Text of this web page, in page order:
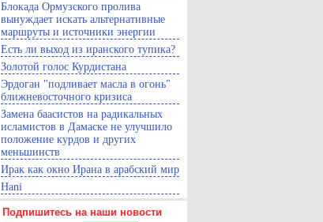
Блокада Ормузского пролива
вынуждает искать альтернативные
маршруты и источники энергии
Есть ли выход из иранского тупика?
Золотой голос Курдистана
Эрдоган "подливает масла в огонь"
ближневосточного кризиса
Замена баасистов на радикальных
исламистов в Дамаске не улучшило
положение курдов и других
меньшинств
Ирак как окно Ирана в арабский мир
Hani
Подпишитесь на наши новости